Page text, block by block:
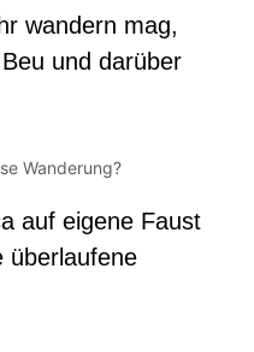
wandern mag,
und darüber
Wanderung?
auf eigene Faust
überlaufene